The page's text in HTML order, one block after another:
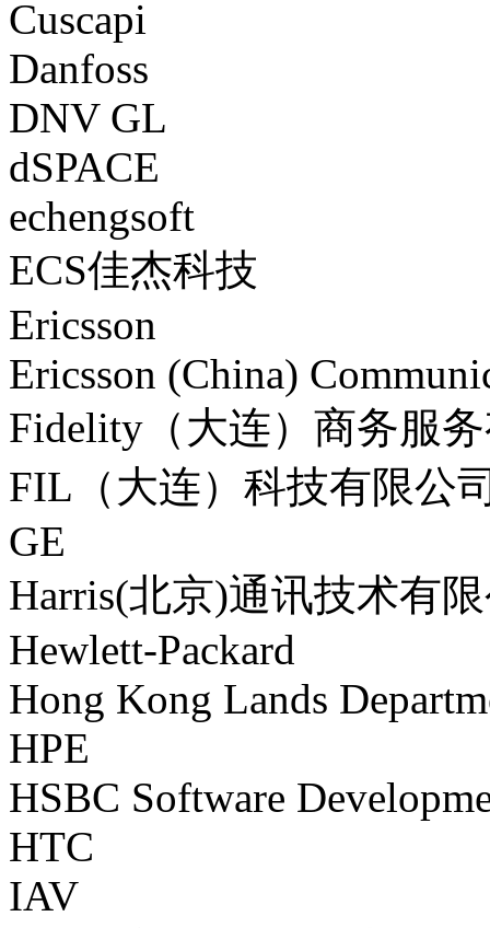
Cuscapi
Danfoss
DNV GL
dSPACE
echengsoft
ECS佳杰科技
Ericsson
Ericsson (China)
Fidelity（大连）商务服
FIL（大连）科技有限公
GE
Harris(北京)通讯技术有
Hewlett-Packard
Hong Kong Lands
HPE
HSBC Software
HTC
IAV